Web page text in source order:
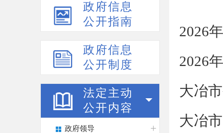
政府信息
公开指南
政府信息
公开制度
法定主动
公开内容
政府领导
2026
2026
大冶
大冶